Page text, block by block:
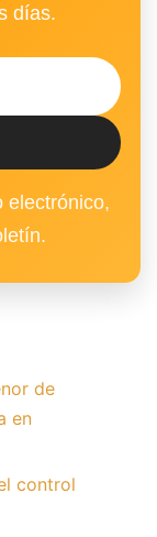
días.
electrónico,
de
en
control